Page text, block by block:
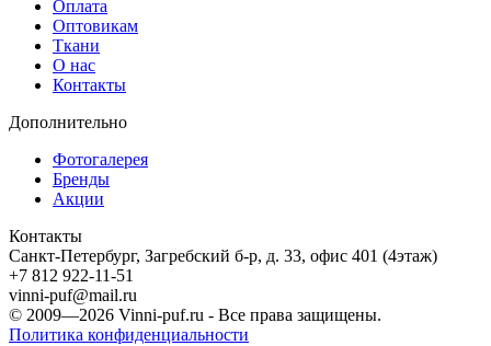
Оплата
Оптовикам
Ткани
О нас
Контакты
Дополнительно
Фотогалерея
Бренды
Акции
Контакты
Санкт-Петербург, Загребский б-р, д. 33, офис 401 (4этаж)
+7 812 922-11-51
vinni-puf@mail.ru
© 2009—2026 Vinni-puf.ru - Все права защищены.
Политика конфиденциальности